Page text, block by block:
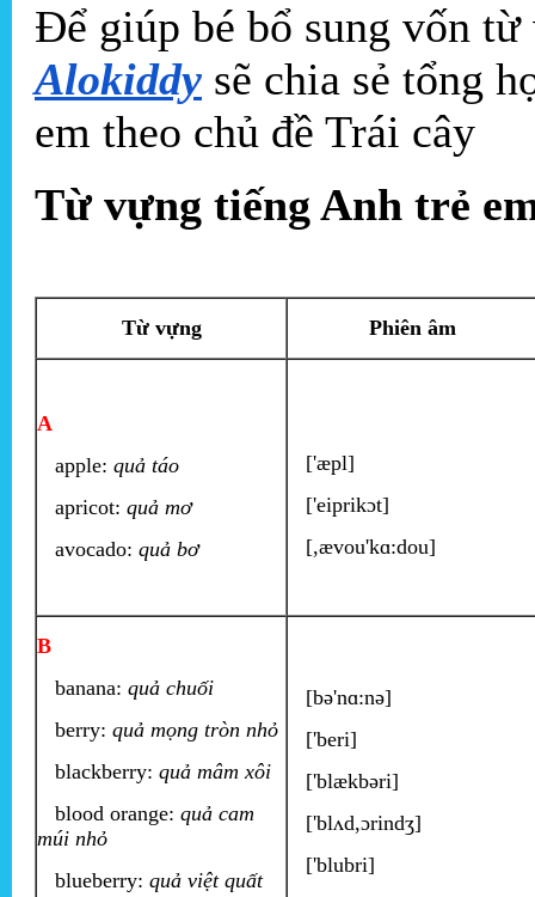
Để giúp bé bổ sung vốn
Alokiddy sẽ chia sẻ tổng
em theo chủ đề Trái cây
Từ vựng tiếng Anh trẻ
Từ vựng Phiên âm
A
apple: quả táo
apricot: quả mơ
avocado: quả bơ
['æpl]
['eiprikɔt]
[,ævou'kɑ:dou]
B
banana: quả chuối
berry: quả mọng tròn nhỏ
blackberry: quả mâm xôi
blood orange: quả cam
múi nhỏ
blueberry: quả việt quất
[bə'nɑ:nə]
['beri]
['blækbəri]
['blʌd,ɔrindʒ]
['blubri]